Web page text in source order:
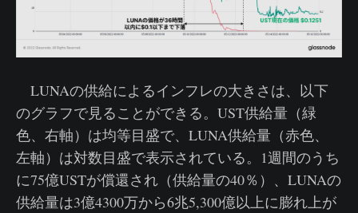
LUNAの供給によるインフレの大きさは、以下
のグラフで見ることができる。UST供給量（緑
色、右軸）は均等目盛で、LUNA供給量（赤色、
左軸）は対数目盛で表示されている。1週間のうち
に75億USTが償還され（供給量の40％）、LUNAの
供給量は3億4300万から6兆5,300億以上に膨れ上が